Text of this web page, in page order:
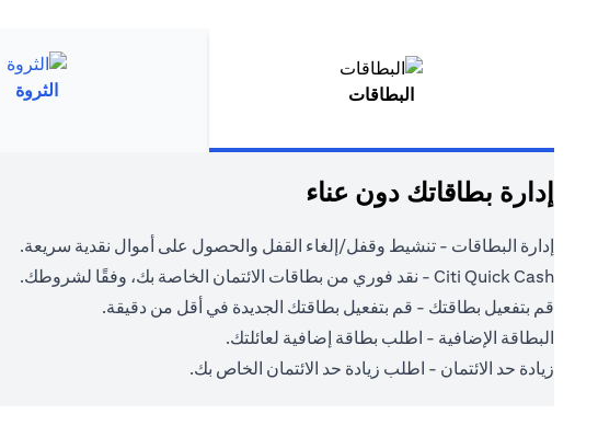
البطاقات الثروة
إدارة بطاقاتك دون عناء
إدارة البطاقات - تنشيط وقفل/إلغاء القفل والحصول على أموال نقدية سريعة.
Citi Quick Cash - نقد فوري من بطاقات الائتمان الخاصة بك، وفقًا لشروطك.
قم بتفعيل بطاقتك - قم بتفعيل بطاقتك الجديدة في أقل من دقيقة.
البطاقة الإضافية - اطلب بطاقة إضافية لعائلتك.
زيادة حد الائتمان - اطلب زيادة حد الائتمان الخاص بك.